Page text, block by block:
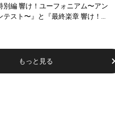
別編 響け！ユーフォニアム〜アン
テスト〜』と『最終楽章 響け！ユ
』前編の一挙上映が決定！
もっと見る